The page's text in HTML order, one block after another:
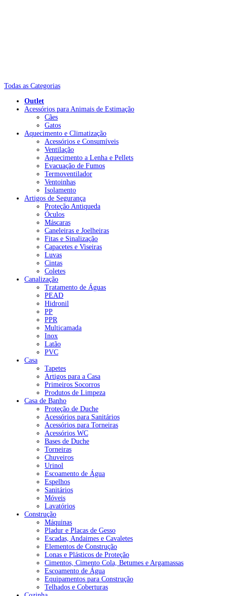
Todas as Categorias
Outlet
Acessórios para Animais de Estimação
Cães
Gatos
Aquecimento e Climatização
Acessórios e Consumíveis
Ventilação
Aquecimento a Lenha e Pellets
Evacuação de Fumos
Termoventilador
Ventoinhas
Isolamento
Artigos de Segurança
Proteção Antiqueda
Óculos
Máscaras
Caneleiras e Joelheiras
Fitas e Sinalização
Capacetes e Viseiras
Luvas
Cintas
Coletes
Canalização
Tratamento de Águas
PEAD
Hidronil
PP
PPR
Multicamada
Inox
Latão
PVC
Casa
Tapetes
Artigos para a Casa
Primeiros Socorros
Produtos de Limpeza
Casa de Banho
Proteção de Duche
Acessórios para Sanitários
Acessórios para Torneiras
Acessórios WC
Bases de Duche
Torneiras
Chuveiros
Urinol
Escoamento de Água
Espelhos
Sanitários
Móveis
Lavatórios
Construção
Máquinas
Pladur e Placas de Gesso
Escadas, Andaimes e Cavaletes
Elementos de Construção
Lonas e Plásticos de Proteção
Cimentos, Cimento Cola, Betumes e Argamassas
Escoamento de Água
Equipamentos para Construção
Telhados e Coberturas